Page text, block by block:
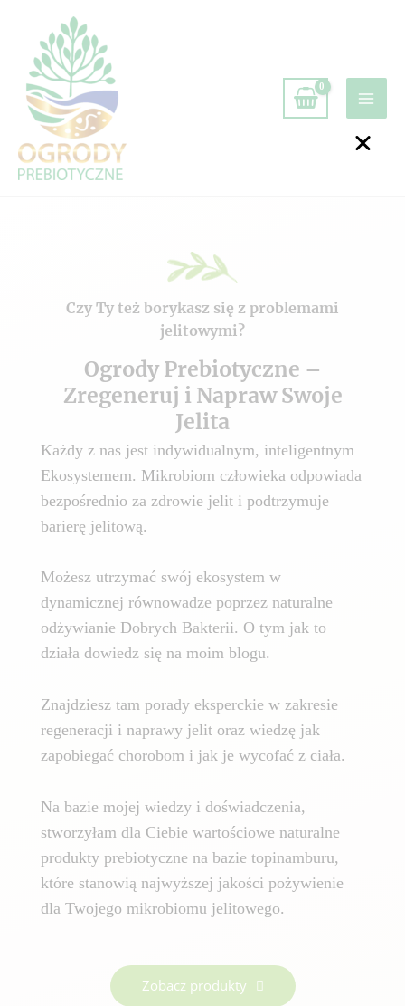
Czy Ty też borykasz się z problemami
jelitowymi?
Ogrody Prebiotyczne –
Zregeneruj i Napraw Swoje
Jelita
Każdy z nas jest indywidualnym, inteligentnym
Ekosystemem. Mikrobiom człowieka odpowiada
bezpośrednio za zdrowie jelit i podtrzymuje
barierę jelitową.
Możesz utrzymać swój ekosystem w
dynamicznej równowadze poprzez naturalne
odżywianie Dobrych Bakterii. O tym jak to
działa dowiedz się na moim blogu.
Znajdziesz tam porady eksperckie w zakresie
regeneracji i naprawy jelit oraz wiedzę jak
zapobiegać chorobom i jak je wycofać z ciała.
Na bazie mojej wiedzy i doświadczenia,
stworzyłam dla Ciebie wartościowe naturalne
produkty prebiotyczne na bazie topinamburu,
które stanowią najwyższej jakości pożywienie
dla Twojego mikrobiomu jelitowego.
Zobacz produkty